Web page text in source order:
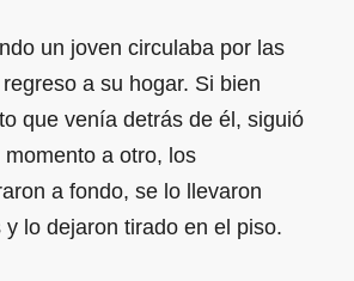
un joven circulaba por las
a su hogar. Si bien
que venía detrás de él, siguió
a otro, los
a fondo, se lo llevaron
lo dejaron tirado en el piso.